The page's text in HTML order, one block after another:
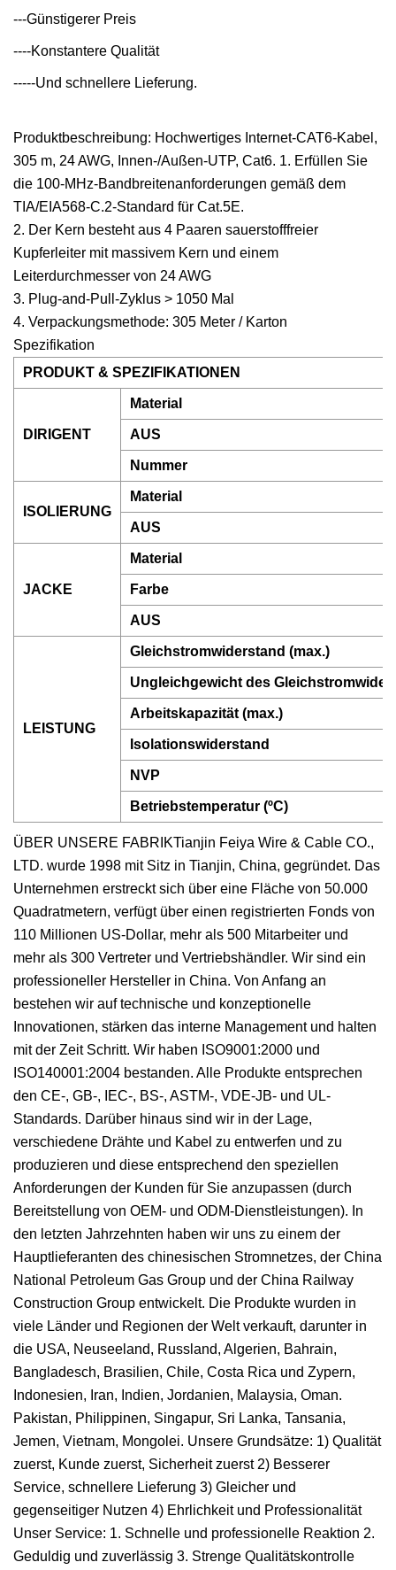
---Günstigerer Preis
----Konstantere Qualität
-----Und schnellere Lieferung.
Produktbeschreibung: Hochwertiges Internet-CAT6-Kabel,
305 m, 24 AWG, Innen-/Außen-UTP, Cat6. 1. Erfüllen Sie
die 100-MHz-Bandbreitenanforderungen gemäß dem
TIA/EIA568-C.2-Standard für Cat.5E.
2. Der Kern besteht aus 4 Paaren sauerstofffreier
Kupferleiter mit massivem Kern und einem
Leiterdurchmesser von 24 AWG
3. Plug-and-Pull-Zyklus > 1050 Mal
4. Verpackungsmethode: 305 Meter / Karton
Spezifikation
PRODUKT & SPEZIFIKATIONEN
DIRIGENT
Material
AUS
Nummer
ISOLIERUNG
Material
AUS
JACKE
Material
Farbe
AUS
LEISTUNG
Gleichstromwiderstand (max.)
Ungleichgewicht des
Arbeitskapazität (max.)
Isolationswiderstand
NVP
Betriebstemperatur (ºC)
ÜBER UNSERE FABRIKTianjin Feiya Wire & Cable CO.,
LTD. wurde 1998 mit Sitz in Tianjin, China, gegründet. Das
Unternehmen erstreckt sich über eine Fläche von 50.000
Quadratmetern, verfügt über einen registrierten Fonds von
110 Millionen US-Dollar, mehr als 500 Mitarbeiter und
mehr als 300 Vertreter und Vertriebshändler. Wir sind ein
professioneller Hersteller in China. Von Anfang an
bestehen wir auf technische und konzeptionelle
Innovationen, stärken das interne Management und halten
mit der Zeit Schritt. Wir haben ISO9001:2000 und
ISO140001:2004 bestanden. Alle Produkte entsprechen
den CE-, GB-, IEC-, BS-, ASTM-, VDE-JB- und UL-
Standards. Darüber hinaus sind wir in der Lage,
verschiedene Drähte und Kabel zu entwerfen und zu
produzieren und diese entsprechend den speziellen
Anforderungen der Kunden für Sie anzupassen (durch
Bereitstellung von OEM- und ODM-Dienstleistungen). In
den letzten Jahrzehnten haben wir uns zu einem der
Hauptlieferanten des chinesischen Stromnetzes, der China
National Petroleum Gas Group und der China Railway
Construction Group entwickelt. Die Produkte wurden in
viele Länder und Regionen der Welt verkauft, darunter in
die USA, Neuseeland, Russland, Algerien, Bahrain,
Bangladesch, Brasilien, Chile, Costa Rica und Zypern,
Indonesien, Iran, Indien, Jordanien, Malaysia, Oman.
Pakistan, Philippinen, Singapur, Sri Lanka, Tansania,
Jemen, Vietnam, Mongolei. Unsere Grundsätze: 1) Qualität
zuerst, Kunde zuerst, Sicherheit zuerst 2) Besserer
Service, schnellere Lieferung 3) Gleicher und
gegenseitiger Nutzen 4) Ehrlichkeit und Professionalität
Unser Service: 1. Schnelle und professionelle Reaktion 2.
Geduldig und zuverlässig 3. Strenge Qualitätskontrolle